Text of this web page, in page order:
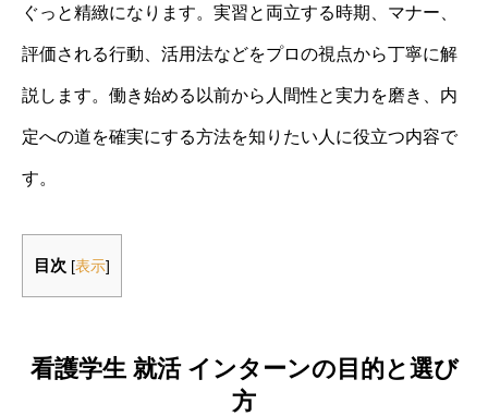
ぐっと精緻になります。実習と両立する時期、マナー、
評価される行動、活用法などをプロの視点から丁寧に解
説します。働き始める以前から人間性と実力を磨き、内
定への道を確実にする方法を知りたい人に役立つ内容で
す。
目次 [表示]
看護学生 就活 インターンの目的と選び
方